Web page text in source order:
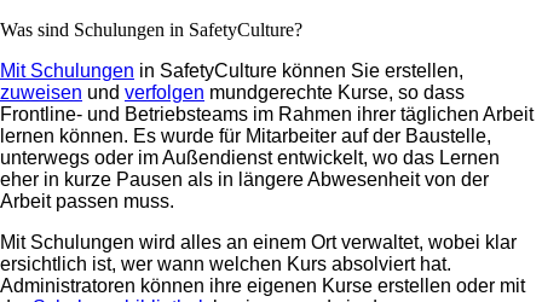
Was sind Schulungen in SafetyCulture?
Mit Schulungen in SafetyCulture können Sie erstellen,
zuweisen und verfolgen mundgerechte Kurse, so dass
Frontline- und Betriebsteams im Rahmen ihrer täglichen Arbeit
lernen können. Es wurde für Mitarbeiter auf der Baustelle,
unterwegs oder im Außendienst entwickelt, wo das Lernen
eher in kurze Pausen als in längere Abwesenheit von der
Arbeit passen muss.
Mit Schulungen wird alles an einem Ort verwaltet, wobei klar
ersichtlich ist, wer wann welchen Kurs absolviert hat.
Administratoren können ihre eigenen Kurse erstellen oder mit